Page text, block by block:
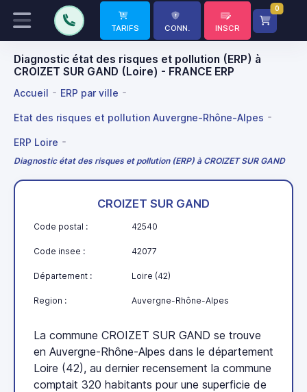
TARIFS CONN. INSCR
0
Diagnostic état des risques et pollution (ERP) à
CROIZET SUR GAND (Loire) - FRANCE ERP
Accueil ERP par ville
Etat des risques et pollution Auvergne-Rhône-Alpes
ERP Loire
Diagnostic état des risques et pollution (ERP) à CROIZET SUR GAND
CROIZET SUR GAND
Code postal : 42540
Code insee : 42077
Département : Loire (42)
Region : Auvergne-Rhône-Alpes
La commune CROIZET SUR GAND se trouve
en Auvergne-Rhône-Alpes dans le département
Loire (42), au dernier recensement la commune
comptait 320 habitants pour une superficie de